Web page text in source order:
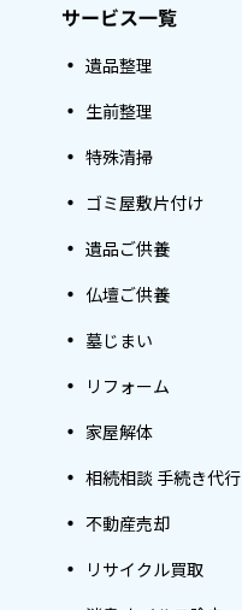
サービス一覧
遺品整理
生前整理
特殊清掃
ゴミ屋敷片付け
遺品ご供養
仏壇ご供養
墓じまい
リフォーム
家屋解体
相続相談 手続き代行
不動産売却
リサイクル買取